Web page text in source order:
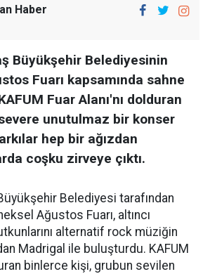
Haber
Büyükşehir Belediyesinin
Fuarı kapsamında sahne
Fuar Alanı'nı dolduran
unutulmaz bir konser
hep bir ağızdan
coşku zirveye çıktı.
Belediyesi tarafından
Ağustos Fuarı, altıncı
alternatif rock müziğin
Madrigal ile buluşturdu. KAFUM
binlerce kişi, grubun sevilen